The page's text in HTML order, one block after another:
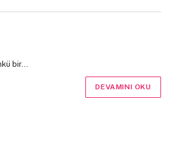
bir…
DEVAMINI OKU